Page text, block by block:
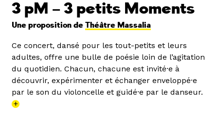
3 pM – 3 petits Moments
Une proposition de Théâtre Massalia
Ce concert, dansé pour les tout-petits et leurs
adultes, offre une bulle de poésie loin de l’agitation
du quotidien. Chacun, chacune est invité·e à
découvrir, expérimenter et échanger enveloppé·e
par le son du violoncelle et guidé·e par le danseur.
+